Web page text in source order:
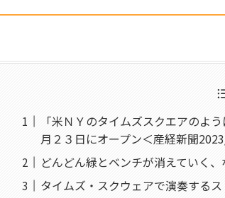
「米ＮＹのタイムズスクエアの
月２３日にオープン＜産経新聞
どんどん緑とベンチが消えていく
タイムズ・スクウェアで演奏する